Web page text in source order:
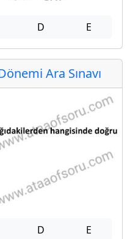
D E
Ara Sınavı
D E